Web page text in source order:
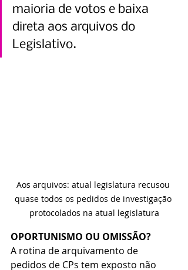
maioria de votos e baixa
direta aos arquivos do
Legislativo.
Aos arquivos: atual legislatura recusou
quase todos os pedidos de investigação
protocolados na atual legislatura
OPORTUNISMO OU OMISSÃO?
A rotina de arquivamento de
pedidos de CPs tem exposto não